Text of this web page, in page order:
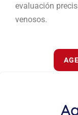
evaluación
venosos.